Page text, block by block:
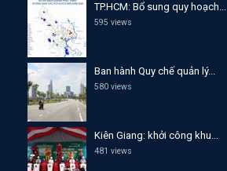
TP.HCM: Bổ sung quy hoạch...
595 views
Ban hành Quy chế quản lý...
580 views
Kiên Giang: khởi công khu...
481 views